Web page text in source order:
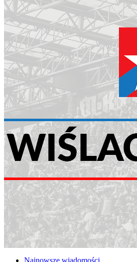
Najnowsze wiadomości